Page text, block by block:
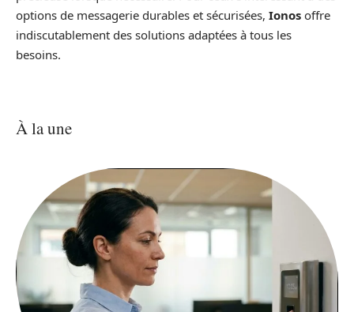
options de messagerie durables et sécurisées, Ionos offre
indiscutablement des solutions adaptées à tous les
besoins.
À la une